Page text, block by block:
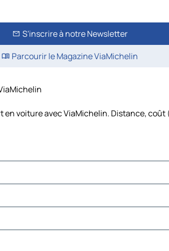
S'inscrire à notre Newsletter
Parcourir le Magazine ViaMichelin
voiture avec ViaMichelin. Distance,